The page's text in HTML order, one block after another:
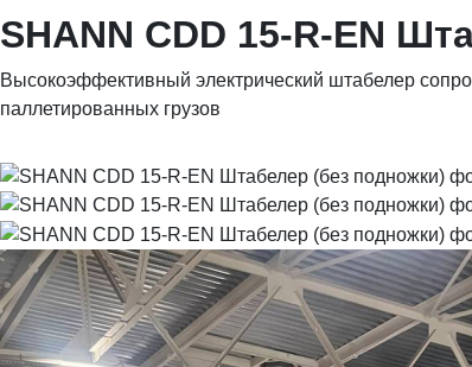
SHANN CDD 15-R-EN
Высокоэффективный электрический штабелер
паллетированных грузов